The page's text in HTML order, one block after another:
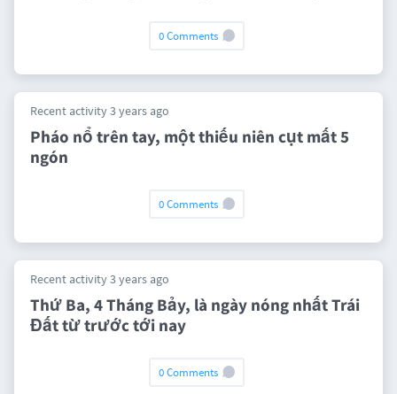
0 Comments
Recent activity 3 years ago
Pháo nổ trên tay, một thiếu niên cụt mất 5
ngón
0 Comments
Recent activity 3 years ago
Thứ Ba, 4 Tháng Bảy, là ngày nóng nhất Trái
Đất từ trước tới nay
0 Comments